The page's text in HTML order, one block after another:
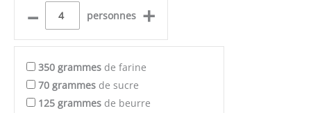
– personnes +
350 grammes de farine
70 grammes de sucre
125 grammes de beurre